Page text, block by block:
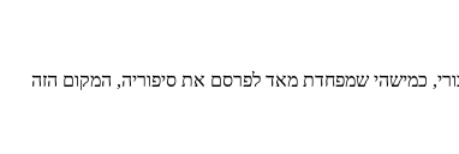
כמישהי שמפחדת מאד לפרסם את סיפוריה, המקום הזה